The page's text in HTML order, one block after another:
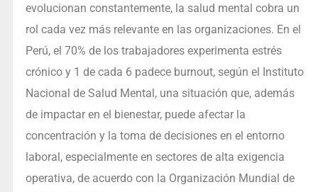
evolucionan constantemente, la salud mental cobra un
rol cada vez más relevante en las organizaciones. En el
Perú, el 70% de los trabajadores experimenta estrés
crónico y 1 de cada 6 padece burnout, según el Instituto
Nacional de Salud Mental, una situación que, además
de impactar en el bienestar, puede afectar la
concentración y la toma de decisiones en el entorno
laboral, especialmente en sectores de alta exigencia
operativa, de acuerdo con la Organización Mundial de